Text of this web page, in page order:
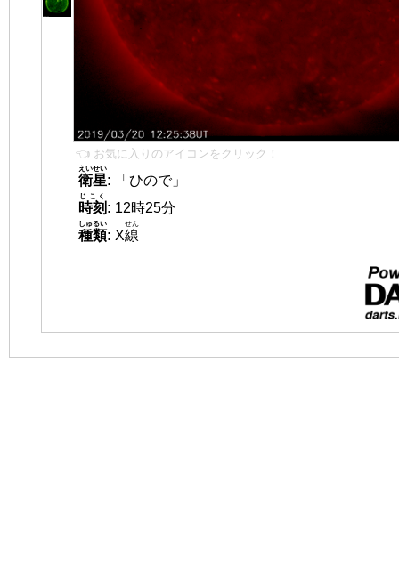
👈 お気に入りのアイコンをクリック！
衛星
えいせい
:
「ひので」
時刻
じこく
: 12時25分
種類
しゅるい
: X線
せん